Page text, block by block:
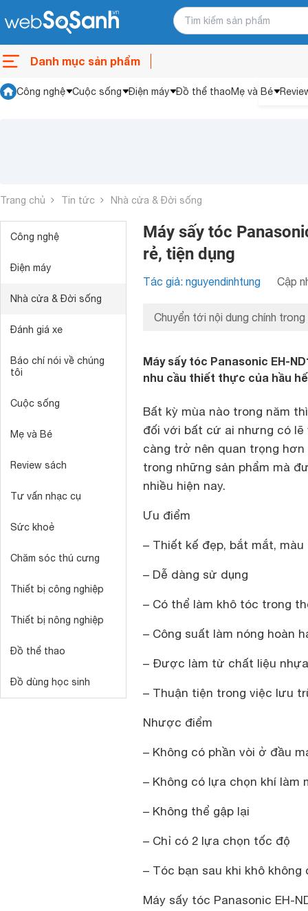
Danh mục sản phẩm
Công nghệ Cuộc sống Điện máy Đồ thể thaoMẹ và Bé
Trang chủ Tin tức Nhà cửa & Đời sống
Công nghệ
Điện máy
Nhà cửa & Đời sống
Đánh giá xe
Báo chí nói về chúng
tôi
Cuộc sống
Mẹ và Bé
Review sách
Tư vấn nhạc cụ
Sức khoẻ
Chăm sóc thú cưng
Thiết bị công nghiệp
Thiết bị nông nghiệp
Đồ thể thao
Đồ dùng học sinh
Máy sấy tóc
rẻ, tiện dụng
Tác giả: nguyendinhtung Cập
Chuyển tới nội dung chính trong
Máy sấy tóc Panasonic EH-
nhu cầu thiết thực của hầu
Bất kỳ mùa nào trong năm
đối với bất cứ ai nhưng có lẽ
càng trở nên quan trọng hơn
trong những sản phẩm mà
nhiều hiện nay.
Ưu điểm
– Thiết kế đẹp, bắt mắt,
– Dễ dàng sử dụng
– Có thể làm khô tóc trong
– Công suất làm nóng hoàn
– Được làm từ chất liệu
– Thuận tiện trong việc lưu
Nhược điểm
– Không có phần vòi ở đầu
– Không có lựa chọn khí làm
– Không thể gập lại
– Chỉ có 2 lựa chọn tốc độ
– Tóc bạn sau khi khô
Máy sấy tóc Panasonic EH-